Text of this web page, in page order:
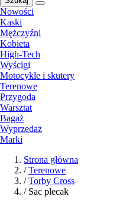
Nowości
Kaski
Mężczyźni
Kobieta
High-Tech
Wyścigi
Motocykle i skutery
Terenowe
Przygoda
Warsztat
Bagaż
Wyprzedaż
Marki
Strona główna
/ Terenowe
/ Torby Cross
/ Sac plecak